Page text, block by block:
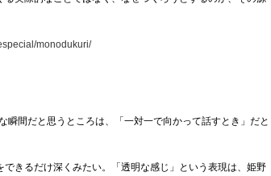
monodukuri/
間だと思うところは、「一対一で向かって話すとき」だと
きるだけ深くみたい。「透明な感じ」という表現は、姫野